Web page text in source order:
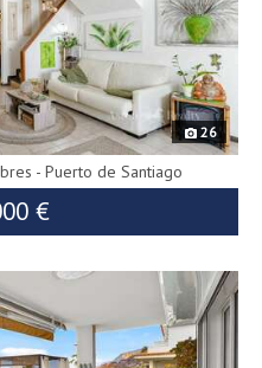
26
- Puerto de Santiago
€